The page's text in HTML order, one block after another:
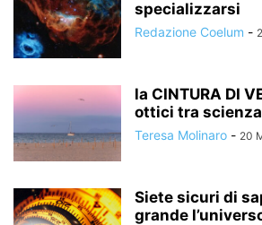
specializzarsi
Redazione Coelum -
la CINTURA DI
ottici tra
Teresa Molinaro - 20
Siete sicuri di
grande